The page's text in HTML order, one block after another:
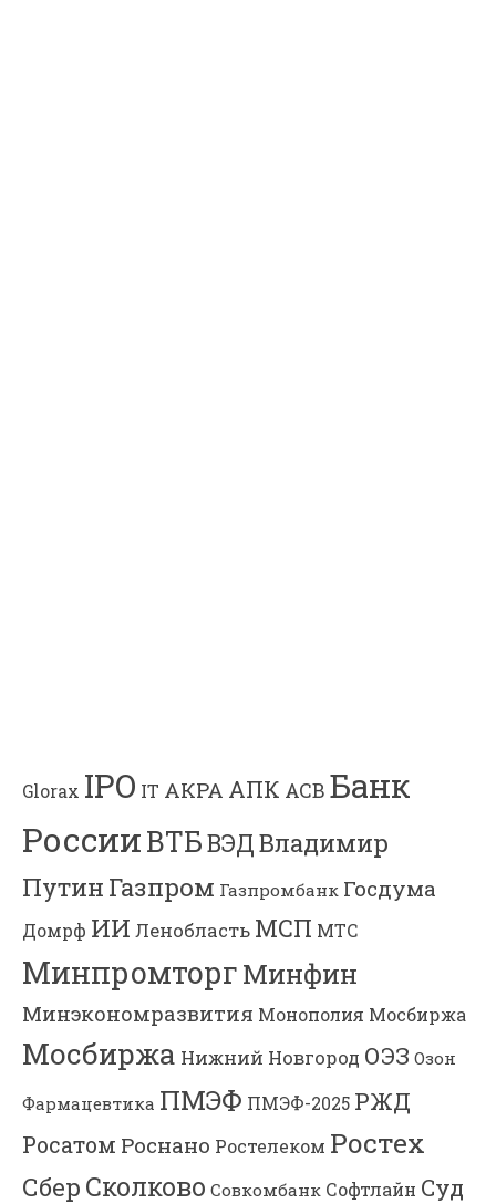
Glorax IPO IT АКРА АПК АСВ Банк
РоссииВТБВЭДВладимир
Путин Газпром Газпромбанк Госдума
Домрф ИИ Ленобласть МСП МТС
МинпромторгМинфин
Минэкономразвития Монополия Мосбиржа
Мосбиржа Нижний Новгород ОЭЗ Озон
Фармацевтика ПМЭФ ПМЭФ-2025 РЖД
Росатом Роснано Ростелеком Ростех
Сбер Сколково Совкомбанк Софтлайн Суд